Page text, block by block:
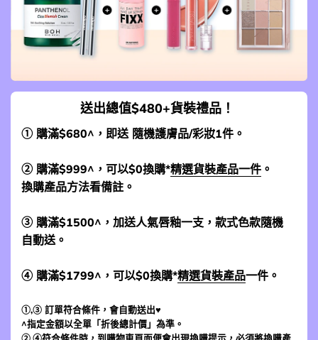
送出總值$480+貨裝禮品！
① 購滿$680^，即送 隨機護膚品/彩妝1件。
② 購滿$999^，可以$0換購*精選貨裝產品一件 。
換購產品方法看備註。
③ 購滿$1500^，加送人氣唇釉一支，款式色款隨機
自動送。
④ 購滿$1799^，可以$0換購*精選貨裝產品一件。
①,③ 訂單符合條件，會自動送出♥
^指定金額以全單「折後總計價」為準。